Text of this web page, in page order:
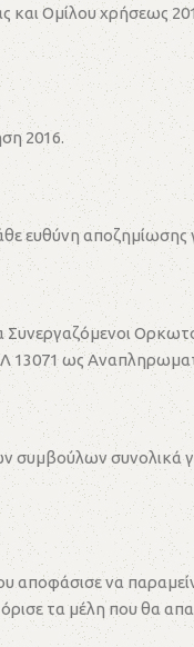
και Ομίλου
2016.
ευθύνη αποζημίωσης
13071 ως
συνολικά
να
τα μέλη που θα